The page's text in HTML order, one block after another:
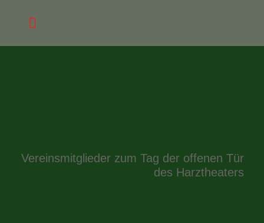
Vereinsmitglieder zum Tag der offenen Tür
des Harztheaters